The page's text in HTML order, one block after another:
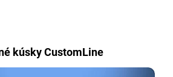
kúsky CustomLine